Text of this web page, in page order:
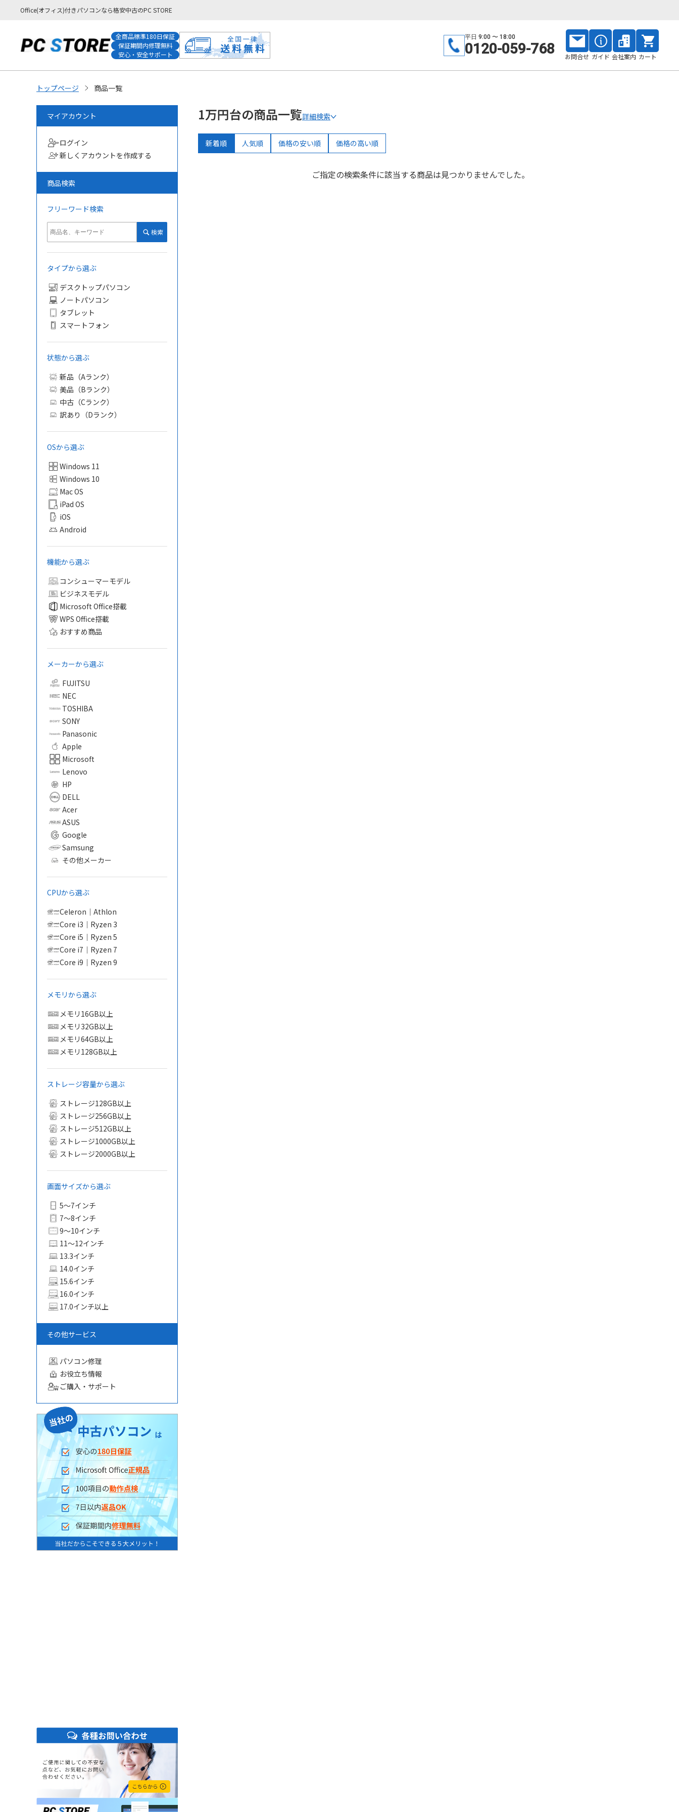
Office(オフィス)付きパソコンなら格安中古のPC STORE
全商品標準180日保証
保証期間内修理無料
安心・安全サポート
平日 9:00 〜 18:00
0120-059-768 お問合せ ガイド 会社案内 カート
トップページ 商品一覧
マイアカウント
ログイン
新しくアカウントを作成する
商品検索
フリーワード検索
検索
タイプから選ぶ
デスクトップパソコン
ノートパソコン
タブレット
スマートフォン
状態から選ぶ
新品（Aランク）
美品（Bランク）
中古（Cランク）
訳あり（Dランク）
OSから選ぶ
Windows 11
Windows 10
Mac OS
iPad OS
iOS
Android
機能から選ぶ
コンシューマーモデル
ビジネスモデル
Microsoft Office搭載
WPS Office搭載
おすすめ商品
メーカーから選ぶ
FUJITSU
NEC
TOSHIBA
SONY
Panasonic
Apple
Microsoft
Lenovo
HP
DELL
Acer
ASUS
Google
Samsung
その他メーカー
CPUから選ぶ
Celeron｜Athlon
Core i3｜Ryzen 3
Core i5｜Ryzen 5
Core i7｜Ryzen 7
Core i9｜Ryzen 9
メモリから選ぶ
メモリ16GB以上
メモリ32GB以上
メモリ64GB以上
メモリ128GB以上
ストレージ容量から選ぶ
ストレージ128GB以上
ストレージ256GB以上
ストレージ512GB以上
ストレージ1000GB以上
ストレージ2000GB以上
画面サイズから選ぶ
5〜7インチ
7〜8インチ
9〜10インチ
11〜12インチ
13.3インチ
14.0インチ
15.6インチ
16.0インチ
17.0インチ以上
その他サービス
パソコン修理
お役立ち情報
ご購入・サポート
1万円台の商品一覧詳細検索
新着順 人気順 価格の安い順 価格の高い順
ご指定の検索条件に該当する商品は見つかりませんでした。